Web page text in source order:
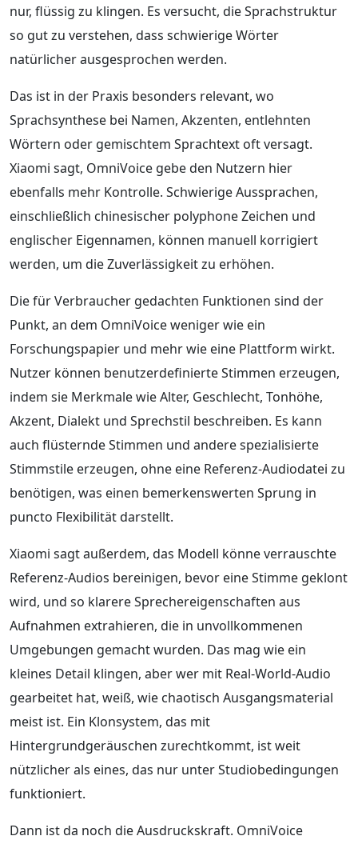
nur, flüssig zu klingen. Es versucht, die Sprachstruktur
so gut zu verstehen, dass schwierige Wörter
natürlicher ausgesprochen werden.
Das ist in der Praxis besonders relevant, wo
Sprachsynthese bei Namen, Akzenten, entlehnten
Wörtern oder gemischtem Sprachtext oft versagt.
Xiaomi sagt, OmniVoice gebe den Nutzern hier
ebenfalls mehr Kontrolle. Schwierige Aussprachen,
einschließlich chinesischer polyphone Zeichen und
englischer Eigennamen, können manuell korrigiert
werden, um die Zuverlässigkeit zu erhöhen.
Die für Verbraucher gedachten Funktionen sind der
Punkt, an dem OmniVoice weniger wie ein
Forschungspapier und mehr wie eine Plattform wirkt.
Nutzer können benutzerdefinierte Stimmen erzeugen,
indem sie Merkmale wie Alter, Geschlecht, Tonhöhe,
Akzent, Dialekt und Sprechstil beschreiben. Es kann
auch flüsternde Stimmen und andere spezialisierte
Stimmstile erzeugen, ohne eine Referenz-Audiodatei zu
benötigen, was einen bemerkenswerten Sprung in
puncto Flexibilität darstellt.
Xiaomi sagt außerdem, das Modell könne verrauschte
Referenz-Audios bereinigen, bevor eine Stimme geklont
wird, und so klarere Sprechereigenschaften aus
Aufnahmen extrahieren, die in unvollkommenen
Umgebungen gemacht wurden. Das mag wie ein
kleines Detail klingen, aber wer mit Real-World-Audio
gearbeitet hat, weiß, wie chaotisch Ausgangsmaterial
meist ist. Ein Klonsystem, das mit
Hintergrundgeräuschen zurechtkommt, ist weit
nützlicher als eines, das nur unter Studiobedingungen
funktioniert.
Dann ist da noch die Ausdruckskraft. OmniVoice